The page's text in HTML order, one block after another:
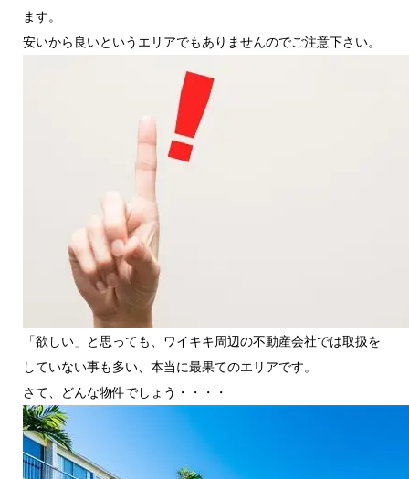
ます。
安いから良いというエリアでもありませんのでご注意下さい。
「欲しい」と思っても、ワイキキ周辺の不動産会社では取扱を
していない事も多い、本当に最果てのエリアです。
さて、どんな物件でしょう・・・・